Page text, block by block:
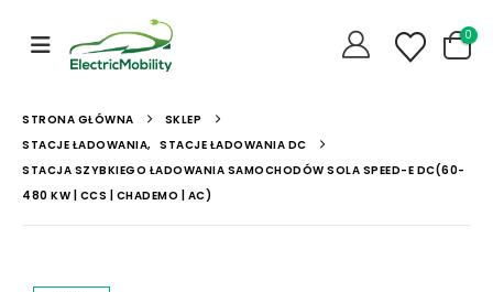
0
STRONA GŁÓWNA
SKLEP
STACJE ŁADOWANIA, STACJE ŁADOWANIA DC
STACJA SZYBKIEGO ŁADOWANIA SAMOCHODÓW SOLA SPEED-E DC(60-
480 KW | CCS | CHADEMO | AC)